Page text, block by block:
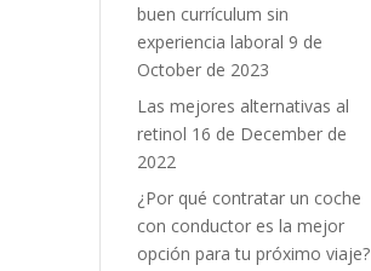
buen currículum sin
experiencia laboral 9 de
October de 2023
Las mejores alternativas al
retinol 16 de December de
2022
¿Por qué contratar un coche
con conductor es la mejor
opción para tu próximo viaje?